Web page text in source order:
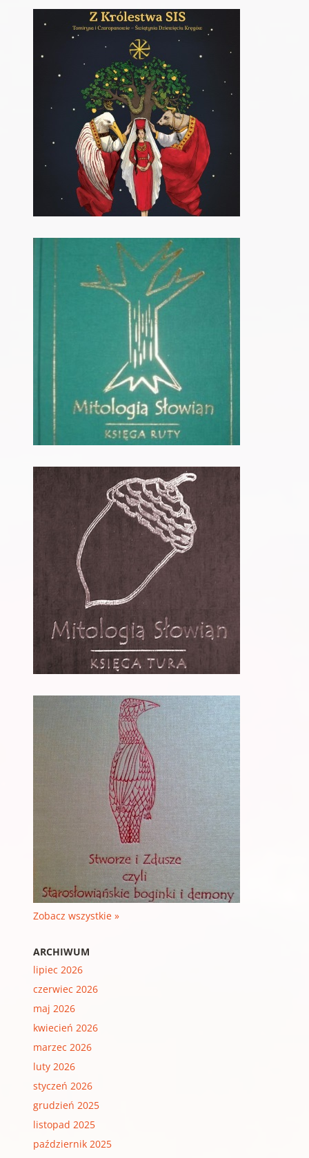
Zobacz wszystkie »
ARCHIWUM
lipiec 2026
czerwiec 2026
maj 2026
kwiecień 2026
marzec 2026
luty 2026
styczeń 2026
grudzień 2025
listopad 2025
październik 2025